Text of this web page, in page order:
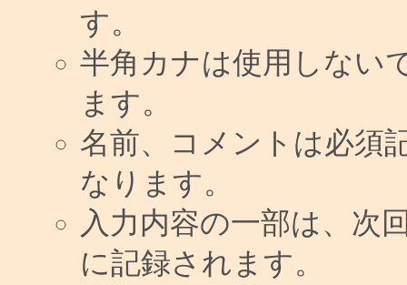
す。
半角カナは使用しない
ます。
名前、コメントは必須
なります。
入力内容の一部は、次
に記録されます。